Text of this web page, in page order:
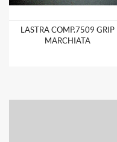
LASTRA COMP.7509 GRIP
MARCHIATA